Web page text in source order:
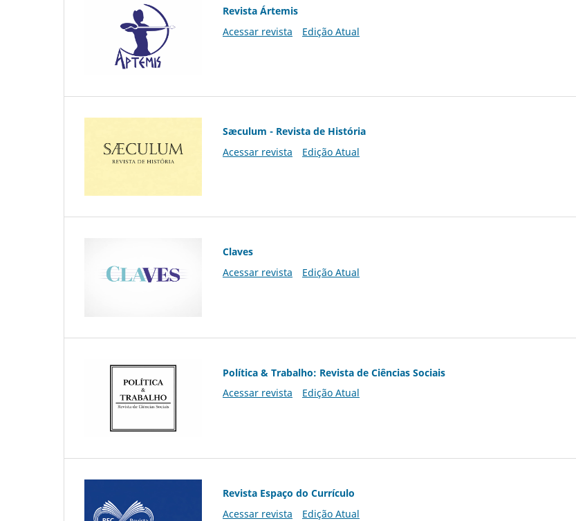
Revista Ártemis
Acessar revista
Edição Atual
Sæculum - Revista de História
Acessar revista
Edição Atual
Claves
Acessar revista
Edição Atual
Política & Trabalho: Revista de Ciências Sociais
Acessar revista
Edição Atual
Revista Espaço do Currículo
Acessar revista
Edição Atual